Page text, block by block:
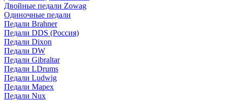
Двойные педали Zowag
Одиночные педали
Педали Brahner
Педали DDS (Россия)
Педали Dixon
Педали DW
Педали Gibraltar
Педали LDrums
Педали Ludwig
Педали Mapex
Педали Nux